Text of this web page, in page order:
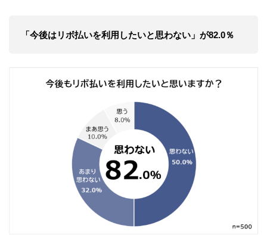
「今後はリボ払いを利用したいと思わない」が82.0％